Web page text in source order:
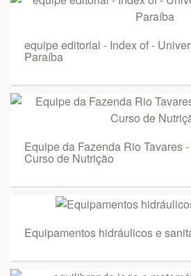
equipe editorial - Index of -
Paraíba
Equipe da Fazenda Rio Tavares
Curso de Nutrição
Equipamentos hidráulicos e